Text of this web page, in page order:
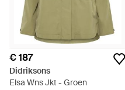
€ 187
Didriksons
Elsa Wns Jkt - Groen